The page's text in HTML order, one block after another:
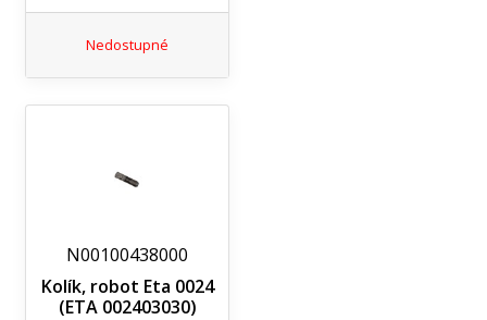
Nedostupné
N00100438000
Kolík, robot Eta 0024
(ETA 002403030)